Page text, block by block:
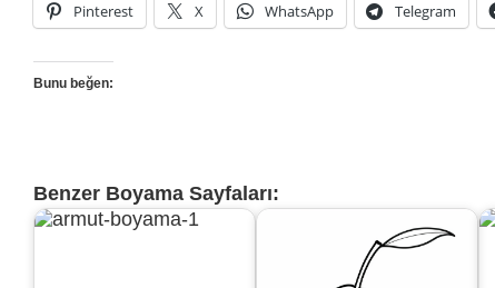
Pinterest X WhatsApp Telegram
Bunu beğen:
Benzer Boyama Sayfaları: